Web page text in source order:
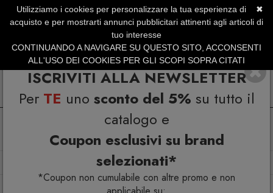
ISCRIVITI ALLA NEWSLETTER
Per TE uno sconto del 5% su tutto il
catalogo e
Coupon esclusivi su brand
selezionati*
*Coupon non cumulabile con altre promo e non
SERVIZIO CLIENTI +39.0773.470.562
SUMMER SALES | Fino al 40% di Sconto
Arredo interno Sedie
✖
Utilizziamo i cookies per personalizzare la tua esperienza di
acquisto e per mostrarti annunci pubblicitari attinenti agli articoli di
tuo interesse
CONTINUANDO A NAVIGARE SU QUESTO SITO, ACCONSENTI
ALL'USO DEI COOKIES PER GLI SCOPI SOPRA CITATI